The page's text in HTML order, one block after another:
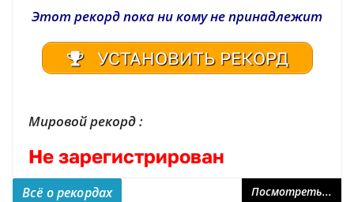
Этот рекорд пока ни кому не принадлежит
УСТАНОВИТЬ РЕКОРД
Мировой рекорд :
Не зарегистрирован
Всё о рекордах Посмотреть...